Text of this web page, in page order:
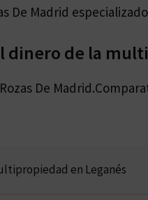
De Madrid
dinero de la
De
en Leganés